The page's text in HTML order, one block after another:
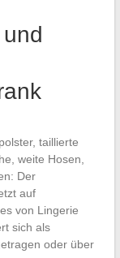
taillierte
weite Hosen,
Der
auf
von Lingerie
sich als
oder über